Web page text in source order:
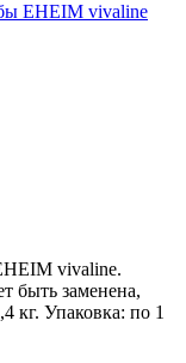
vivaline.
быть заменена,
кг. Упаковка: по 1